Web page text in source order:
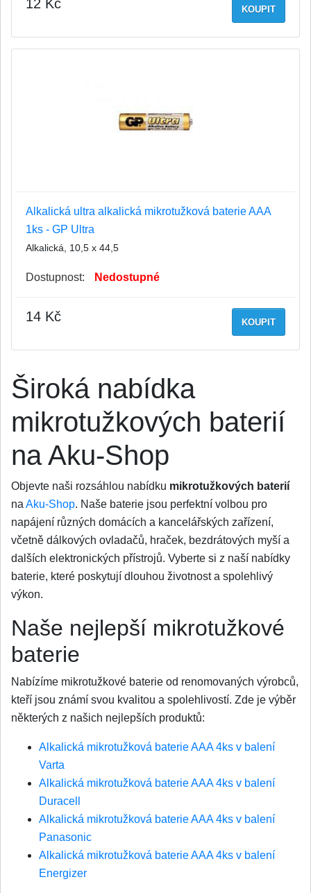
KOUPIT
12 Kč
Alkalická ultra alkalická mikrotužková baterie AAA
1ks - GP Ultra
Alkalická, 10,5 x 44,5
Dostupnost: Nedostupné
KOUPIT
14 Kč
Široká nabídka
mikrotužkových baterií
na Aku-Shop
Objevte naši rozsáhlou nabídku mikrotužkových baterií
na Aku-Shop. Naše baterie jsou perfektní volbou pro
napájení různých domácích a kancelářských zařízení,
včetně dálkových ovladačů, hraček, bezdrátových myší a
dalších elektronických přístrojů. Vyberte si z naší nabídky
baterie, které poskytují dlouhou životnost a spolehlivý
výkon.
Naše nejlepší mikrotužkové
baterie
Nabízíme mikrotužkové baterie od renomovaných výrobců,
kteří jsou známí svou kvalitou a spolehlivostí. Zde je výběr
některých z našich nejlepších produktů:
Alkalická mikrotužková baterie AAA 4ks v balení
Varta
Alkalická mikrotužková baterie AAA 4ks v balení
Duracell
Alkalická mikrotužková baterie AAA 4ks v balení
Panasonic
Alkalická mikrotužková baterie AAA 4ks v balení
Energizer